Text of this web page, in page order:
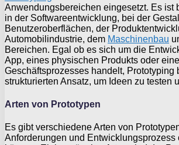
Anwendungsbereichen eingesetzt. Es ist
in der Softwareentwicklung, bei der
Benutzeroberflächen, der
Automobilindustrie, dem Maschinenbau
Bereichen. Egal ob es sich um die
App, eines physischen Produkts oder
Geschäftsprozesses handelt, Prototyping
strukturierten Ansatz, um Ideen zu testen
Arten von Prototypen
Es gibt verschiedene Arten von
Anforderungen und Entwicklungsprozess